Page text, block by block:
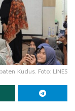
Kudus. Foto: LINES